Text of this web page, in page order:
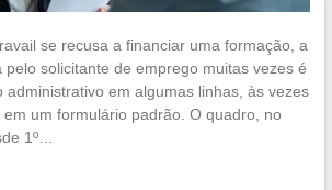
se recusa a financiar uma formação, a
pelo solicitante de emprego muitas vezes é
administrativo em algumas linhas, às vezes
um formulário padrão. O quadro, no
1º…